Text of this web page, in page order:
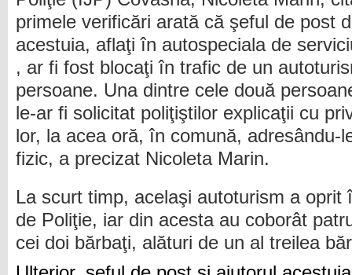
primele verificări arată că şeful de post
acestuia, aflaţi în autospeciala de
, ar fi fost blocaţi în trafic de un
persoane. Una dintre cele două
le-ar fi solicitat poliţiştilor explicaţii cu
lor, la acea oră, în comună, adresându-
fizic, a precizat Nicoleta Marin.
La scurt timp, acelaşi autoturism a oprit
de Poliţie, iar din acesta au coborât
cei doi bărbaţi, alături de un al treilea